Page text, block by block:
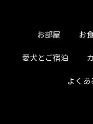
お部屋 お
愛犬とご宿泊
よくあ